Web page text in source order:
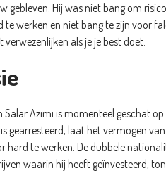
gebleven. Hij was niet bang om
te werken en niet bang te zijn voor
als je je best doet.
Salar Azimi is momenteel geschat
gearresteerd, laat het vermogen
hard te werken. De dubbele
waarin hij heeft geïnvesteerd,